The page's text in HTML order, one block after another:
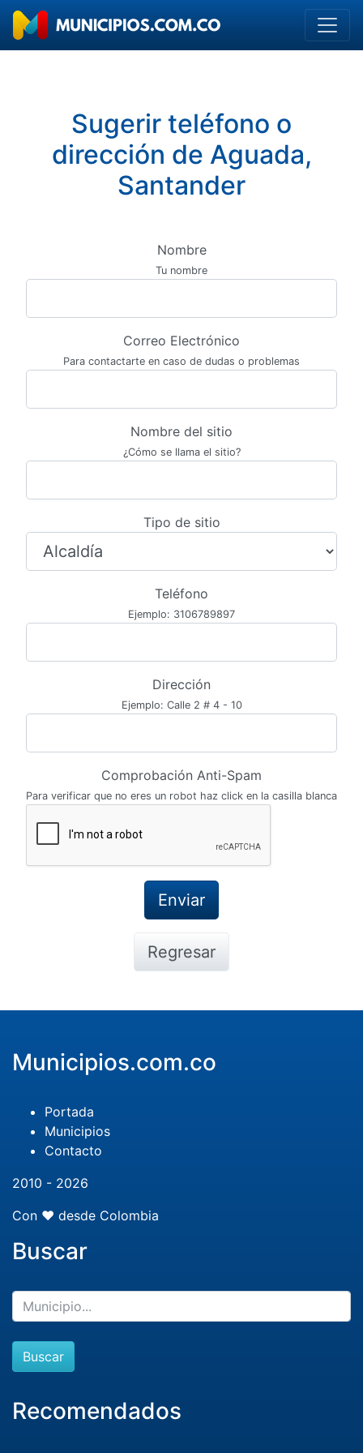
Sugerir teléfono o
dirección de Aguada,
Santander
Nombre
Tu nombre
Correo Electrónico
Para contactarte en caso de dudas o problemas
Nombre del sitio
¿Cómo se llama el sitio?
Tipo de sitio
Teléfono
Ejemplo: 3106789897
Dirección
Ejemplo: Calle 2 # 4 - 10
Comprobación Anti-Spam
Para verificar que no eres un robot haz click en la casilla blanca
Regresar
Municipios.com.co
Portada
Municipios
Contacto
2010 - 2026
Con ❤️ desde Colombia
Buscar
Buscar
Recomendados